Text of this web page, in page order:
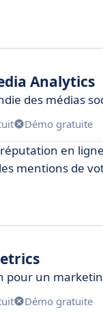
Analytics
des médias
Démo gratuite
en
mentions de
pour un
Démo gratuite